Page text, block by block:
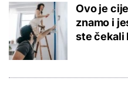
Ovo je
znamo i
ste čekali